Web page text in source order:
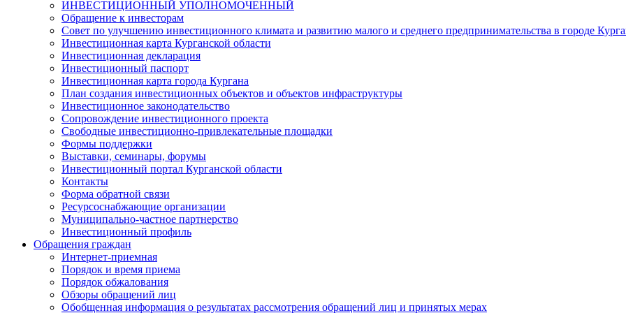
ИНВЕСТИЦИОННЫЙ УПОЛНОМОЧЕННЫЙ
Обращение к инвесторам
Совет по улучшению инвестиционного климата и развитию малого и среднего предпринимательства в городе
Инвестиционная карта Курганской области
Инвестиционная декларация
Инвестиционный паспорт
Инвестиционная карта города Кургана
План создания инвестиционных объектов и объектов инфраструктуры
Инвестиционное законодательство
Сопровождение инвестиционного проекта
Свободные инвестиционно-привлекательные площадки
Формы поддержки
Выставки, семинары, форумы
Инвестиционный портал Курганской области
Контакты
Форма обратной связи
Ресурсоснабжающие организации
Муниципально-частное партнерство
Инвестиционный профиль
Обращения граждан
Интернет-приемная
Порядок и время приема
Порядок обжалования
Обзоры обращений лиц
Обобщенная информация о результатах рассмотрения обращений лиц и принятых мерах